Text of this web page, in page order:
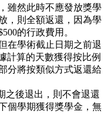
雖然此時不應發放獎學
，則全額返還，因為學
的行政費用。
在學術截止日期之前退
計算的天數獲得按比例
分將按類似方式返還給
之後退出，則不會退還
個學期獲得獎學金，無